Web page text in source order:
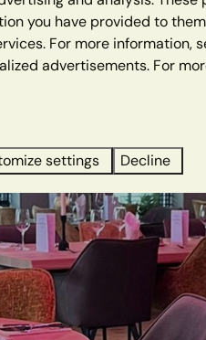
you have provided to
For more information,
advertisements. For
settings Decline